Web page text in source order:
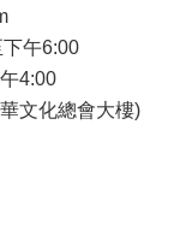
午6:00
4:00
文化總會大樓)